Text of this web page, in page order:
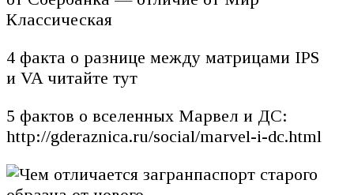
Классическая
4 факта о разнице между матрицами IPS
и VA читайте тут
5 фактов о вселенных Марвел и ДС:
http://gderaznica.ru/social/marvel-i-dc.html